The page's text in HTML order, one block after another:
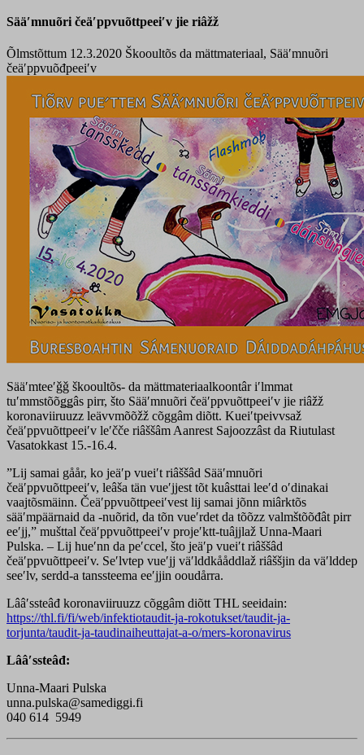
Sääʹmnuõri čeäʹppvuõttpeeiʹv jie riâžž
Õlmstõttum 12.3.2020 Škooultõs da mättmateriaal, Sääʹmnuõri
čeäʹppvuõđpeeiʹv
Sääʹmteeʹǧǧ škooultõs- da mättmateriaalkoontâr iʹlmmat
tuʹmmstõõǥǥâs pirr, što Sääʹmnuõri čeäʹppvuõttpeeiʹv jie riâžž
koronaviiruuzz leävvmõõžž cõggâm diõtt. Kueiʹtpeivvsaž
čeäʹppvuõttpeeiʹv leʹčče riâššâm Aanrest Sajoozzâst da Riutulast
Vasatokkast 15.-16.4.
”Lij samai gåår, ko jeäʹp vueiʹt riâššâd Sääʹmnuõri
čeäʹppvuõttpeeiʹv, leâša tän vueʹjjest tõt kuâsttai leeʹd oʹdinakai
vaajtõsmäinn. Čeäʹppvuõttpeeiʹvest lij samai jõnn miârktõs
sääʹmpäärnaid da -nuõrid, da tõn vueʹrdet da tõõzz valmštõõđât pirr
eeʹjj,” mušttal čeäʹppvuõttpeeiʹv projeʹktt-tuâjjlaž Unna-Maari
Pulska. – Lij hueʹnn da peʹccel, što jeäʹp vueiʹt riâššâd
čeäʹppvuõttpeeiʹv. Seʹlvtep vueʹjj väʹlddkååddlaž riâššjin da väʹlddep
seeʹlv, serdd-a tanssteema eeʹjjin ooudårra.
Lââʹssteâđ koronaviiruuzz cõggâm diõtt THL seeidain:
https://thl.fi/fi/web/infektiotaudit-ja-rokotukset/taudit-ja-
torjunta/taudit-ja-taudinaiheuttajat-a-o/mers-koronavirus
Lââʹssteâđ:
Unna-Maari Pulska
unna.pulska@samediggi.fi
040 614 5949